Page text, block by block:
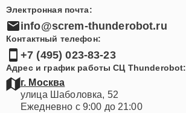
Электронная почта:
info@screm-thunderobot.ru
Контактный телефон:
+7 (495) 023-83-23
Адрес и график работы СЦ Thunderobot:
г. Москва
улица Шаболовка, 52
Ежедневно с 9:00 до 21:00